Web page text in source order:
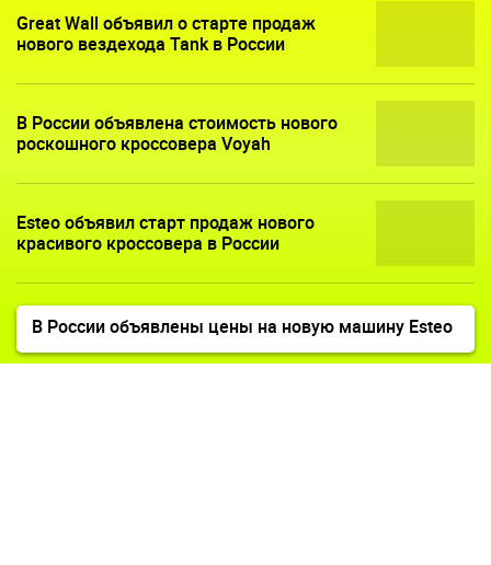
Great Wall объявил о старте продаж
нового вездехода Tank в России
В России объявлена стоимость нового
роскошного кроссовера Voyah
Esteo объявил старт продаж нового
красивого кроссовера в России
В России объявлены цены на новую машину Esteo